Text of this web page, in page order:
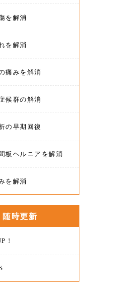
を解消
を解消
痛みを解消
候群の解消
の早期回復
板ヘルニアを解消
を解消
随時更新
！